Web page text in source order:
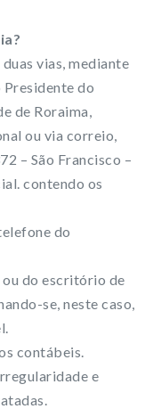
vias, mediante
do
de Roraima,
ou via correio,
– São Francisco –
contendo os
do
do escritório de
se, neste caso,
contábeis.
e